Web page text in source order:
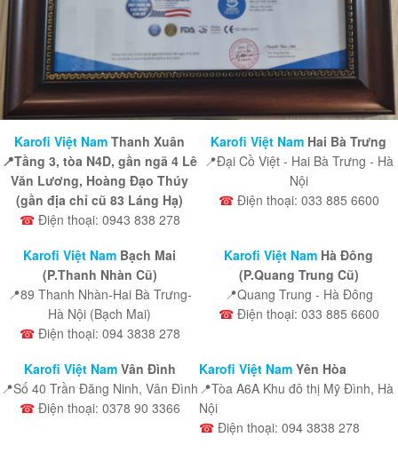
Karofi Việt Nam Thanh Xuân
📍Tầng 3, tòa N4D, gần ngã 4 Lê
Văn Lương, Hoàng Đạo Thúy
(gần địa chỉ cũ 83 Láng Hạ)
☎Điện thoại: 0943 838 278
Karofi Việt Nam Hai Bà Trưng
📍Đại Cồ Việt - Hai Bà Trưng - Hà
Nội
☎ Điện thoại: 033 885 6600
Karofi Việt Nam Bạch Mai
(P.Thanh Nhàn Cũ)
📍89 Thanh Nhàn-Hai Bà Trưng-
Hà Nội (Bạch Mai)
☎ Điện thoại: 094 3838 278
Karofi Việt Nam Hà Đông
(P.Quang Trung Cũ)
📍Quang Trung - Hà Đông
☎ Điện thoại: 033 885 6600
Karofi Việt NamVân Đình
📍Số 40 Trần Đăng Ninh, Vân Đình
☎ Điện thoại: 0378 90 3366
Karofi Việt Nam Yên Hòa
📍Tòa A6A Khu đô thị Mỹ Đình, Hà
Nội
☎ Điện thoại: 094 3838 278